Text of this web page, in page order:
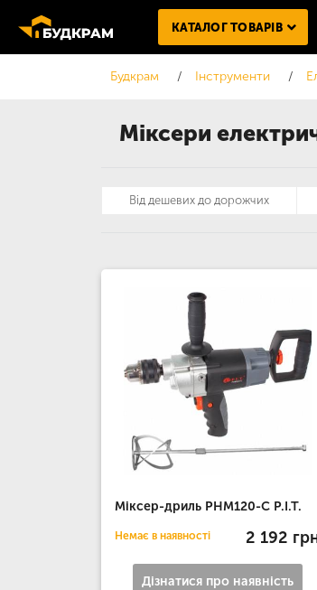
Міксери
КАТАЛОГ ТОВАРІВ
Будкрам Інструменти
Міксер-дриль РНМ120-С P.I.T.
Немає в наявності 2 192
Дізнатися про наявність
Від дешевих до дорожчих